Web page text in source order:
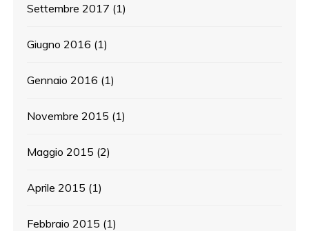
Settembre 2017 (1)
Giugno 2016 (1)
Gennaio 2016 (1)
Novembre 2015 (1)
Maggio 2015 (2)
Aprile 2015 (1)
Febbraio 2015 (1)